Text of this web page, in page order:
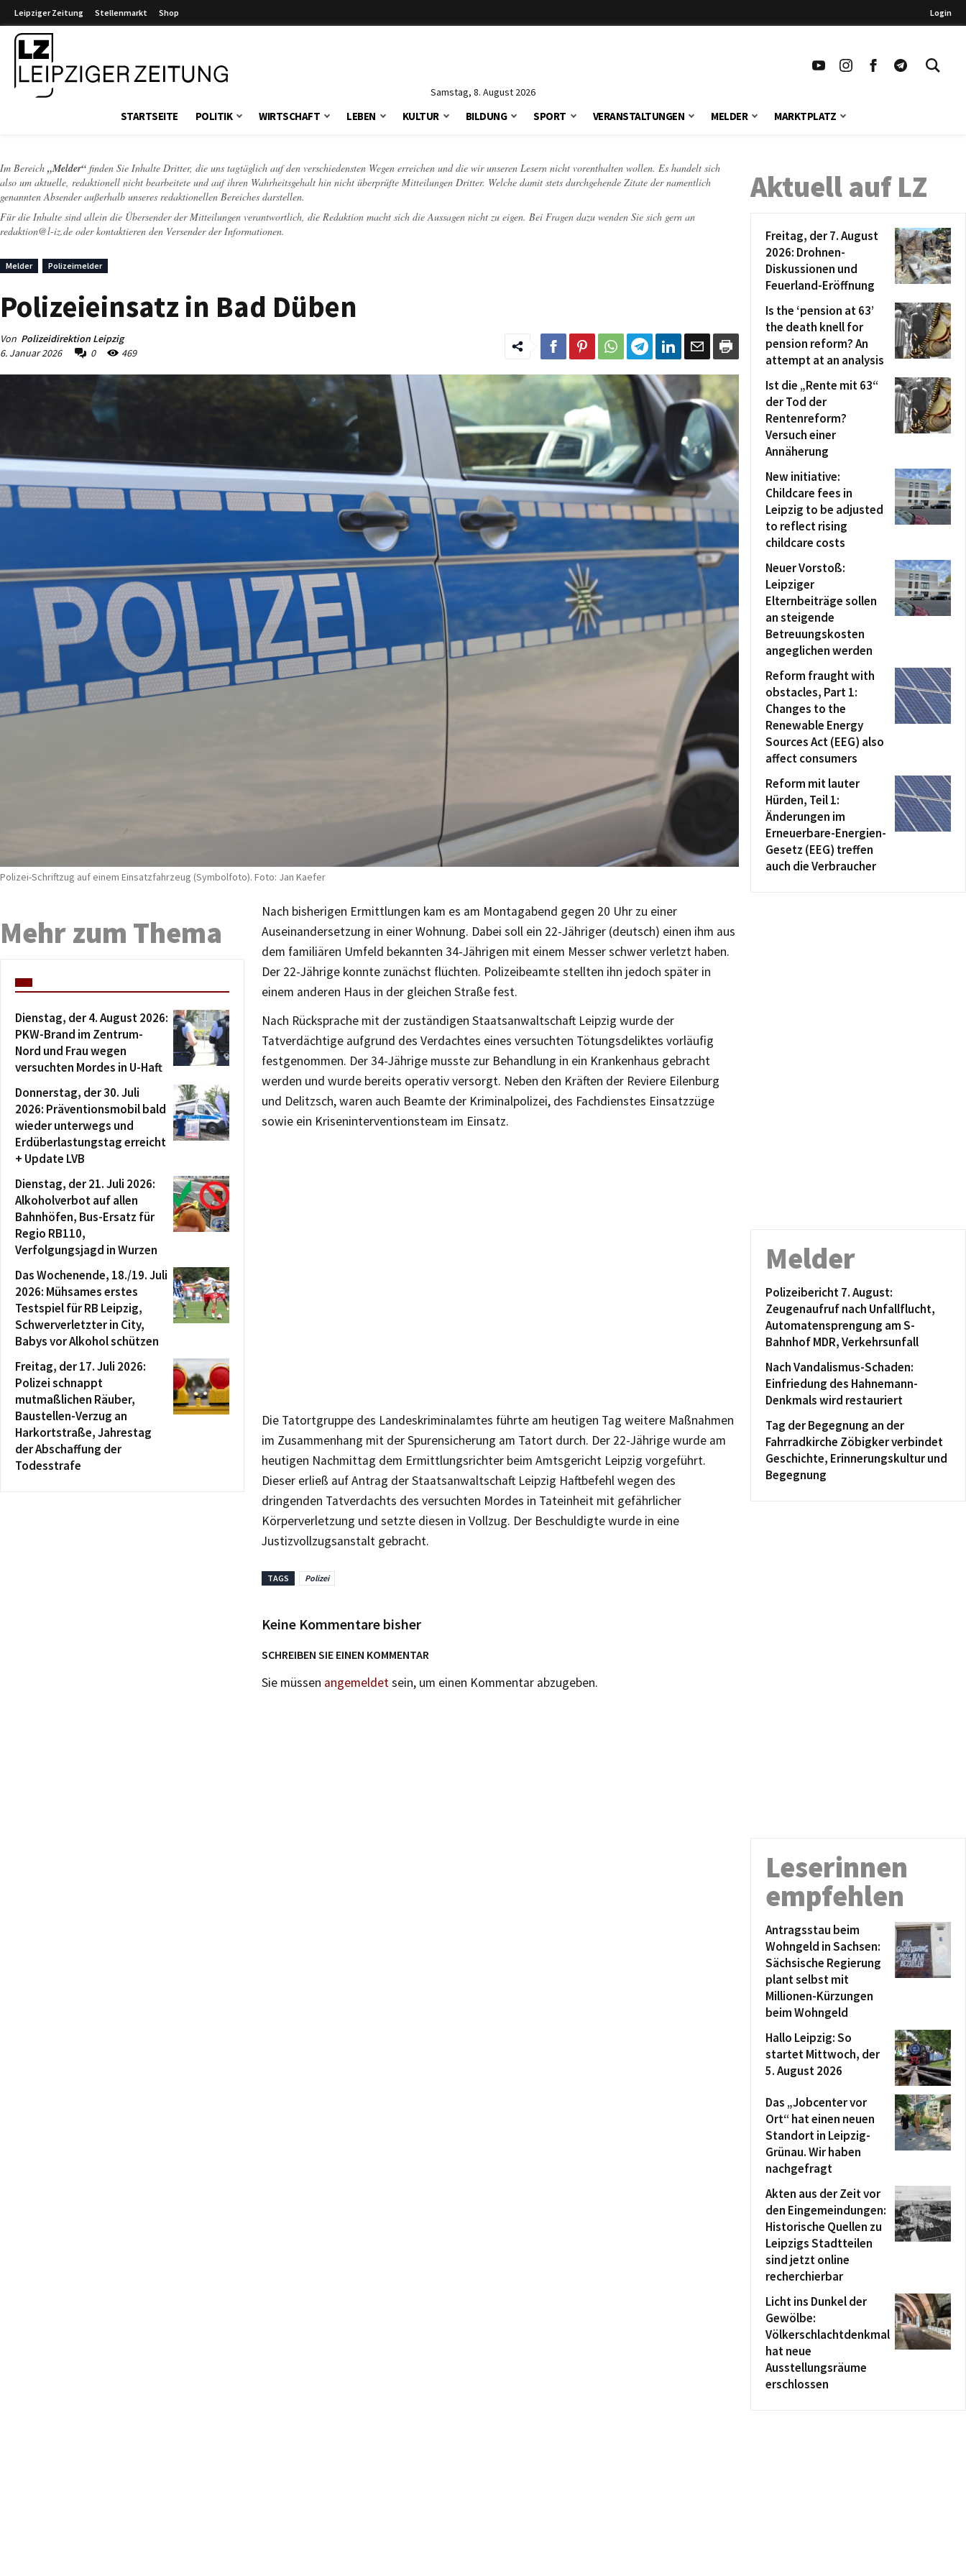
Leipziger Zeitung Stellenmarkt Shop Login
Samstag, 8. August 2026
STARTSEITE POLITIK WIRTSCHAFT LEBEN KULTUR BILDUNG SPORT VERANSTALTUNGEN MELDER MARKTPLATZ
Im Bereich „Melder“ finden Sie Inhalte Dritter, die uns tagtäglich auf den verschiedensten Wegen erreichen und die wir unseren Lesern nicht vorenthalten wollen. Es handelt sich
also um aktuelle, redaktionell nicht bearbeitete und auf ihren Wahrheitsgehalt hin nicht überprüfte Mitteilungen Dritter. Welche damit stets durchgehende Zitate der namentlich
genannten Absender außerhalb unseres redaktionellen Bereiches darstellen.
Für die Inhalte sind allein die Übersender der Mitteilungen verantwortlich, die Redaktion macht sich die Aussagen nicht zu eigen. Bei Fragen dazu wenden Sie sich gern an
redaktion@l-iz.de oder kontaktieren den Versender der Informationen.
Melder Polizeimelder
Polizeieinsatz in Bad Düben
Von Polizeidirektion Leipzig
6. Januar 2026
0 469
Polizei-Schriftzug auf einem Einsatzfahrzeug (Symbolfoto). Foto: Jan Kaefer
Nach bisherigen Ermittlungen kam es am Montagabend gegen 20 Uhr zu einer
Auseinandersetzung in einer Wohnung. Dabei soll ein 22-Jähriger (deutsch) einen ihm aus
dem familiären Umfeld bekannten 34-Jährigen mit einem Messer schwer verletzt haben.
Der 22-Jährige konnte zunächst flüchten. Polizeibeamte stellten ihn jedoch später in
einem anderen Haus in der gleichen Straße fest.
Nach Rücksprache mit der zuständigen Staatsanwaltschaft Leipzig wurde der
Tatverdächtige aufgrund des Verdachtes eines versuchten Tötungsdeliktes vorläufig
festgenommen. Der 34-Jährige musste zur Behandlung in ein Krankenhaus gebracht
werden und wurde bereits operativ versorgt. Neben den Kräften der Reviere Eilenburg
und Delitzsch, waren auch Beamte der Kriminalpolizei, des Fachdienstes Einsatzzüge
sowie ein Kriseninterventionsteam im Einsatz.
Die Tatortgruppe des Landeskriminalamtes führte am heutigen Tag weitere Maßnahmen
im Zusammenhang mit der Spurensicherung am Tatort durch. Der 22-Jährige wurde am
heutigen Nachmittag dem Ermittlungsrichter beim Amtsgericht Leipzig vorgeführt.
Dieser erließ auf Antrag der Staatsanwaltschaft Leipzig Haftbefehl wegen des
dringenden Tatverdachts des versuchten Mordes in Tateinheit mit gefährlicher
Körperverletzung und setzte diesen in Vollzug. Der Beschuldigte wurde in eine
Justizvollzugsanstalt gebracht.
TAGS Polizei
Keine Kommentare bisher
SCHREIBEN SIE EINEN KOMMENTAR
Sie müssen angemeldetsein, um einen Kommentar abzugeben.
Mehr zum Thema
Dienstag, der 4. August 2026:
PKW-Brand im Zentrum-
Nord und Frau wegen
versuchten Mordes in U-Haft
Donnerstag, der 30. Juli
2026: Präventionsmobil bald
wieder unterwegs und
Erdüberlastungstag erreicht
+ Update LVB
Dienstag, der 21. Juli 2026:
Alkoholverbot auf allen
Bahnhöfen, Bus-Ersatz für
Regio RB110,
Verfolgungsjagd in Wurzen
Das Wochenende, 18./19. Juli
2026: Mühsames erstes
Testspiel für RB Leipzig,
Schwerverletzter in City,
Babys vor Alkohol schützen
Freitag, der 17. Juli 2026:
Polizei schnappt
mutmaßlichen Räuber,
Baustellen-Verzug an
Harkortstraße, Jahrestag
der Abschaffung der
Todesstrafe
Aktuell auf LZ
Freitag, der 7. August
2026: Drohnen-
Diskussionen und
Feuerland-Eröffnung
Is the ‘pension at 63’
the death knell for
pension reform? An
attempt at an analysis
Ist die „Rente mit 63“
der Tod der
Rentenreform?
Versuch einer
Annäherung
New initiative:
Childcare fees in
Leipzig to be adjusted
to reflect rising
childcare costs
Neuer Vorstoß:
Leipziger
Elternbeiträge sollen
an steigende
Betreuungskosten
angeglichen werden
Reform fraught with
obstacles, Part 1:
Changes to the
Renewable Energy
Sources Act (EEG) also
affect consumers
Reform mit lauter
Hürden, Teil 1:
Änderungen im
Erneuerbare-Energien-
Gesetz (EEG) treffen
auch die Verbraucher
Melder
Polizeibericht 7. August:
Zeugenaufruf nach Unfallflucht,
Automatensprengung am S-
Bahnhof MDR, Verkehrsunfall
Nach Vandalismus-Schaden:
Einfriedung des Hahnemann-
Denkmals wird restauriert
Tag der Begegnung an der
Fahrradkirche Zöbigker verbindet
Geschichte, Erinnerungskultur und
Begegnung
Leserinnen
empfehlen
Antragsstau beim
Wohngeld in Sachsen:
Sächsische Regierung
plant selbst mit
Millionen-Kürzungen
beim Wohngeld
Hallo Leipzig: So
startet Mittwoch, der
5. August 2026
Das „Jobcenter vor
Ort“ hat einen neuen
Standort in Leipzig-
Grünau. Wir haben
nachgefragt
Akten aus der Zeit vor
den Eingemeindungen:
Historische Quellen zu
Leipzigs Stadtteilen
sind jetzt online
recherchierbar
Licht ins Dunkel der
Gewölbe:
Völkerschlachtdenkmal
hat neue
Ausstellungsräume
erschlossen